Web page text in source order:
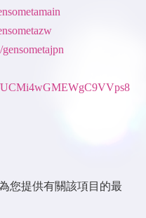
UCMi4wGMEWgC9VVps8
您提供有關該項目的最